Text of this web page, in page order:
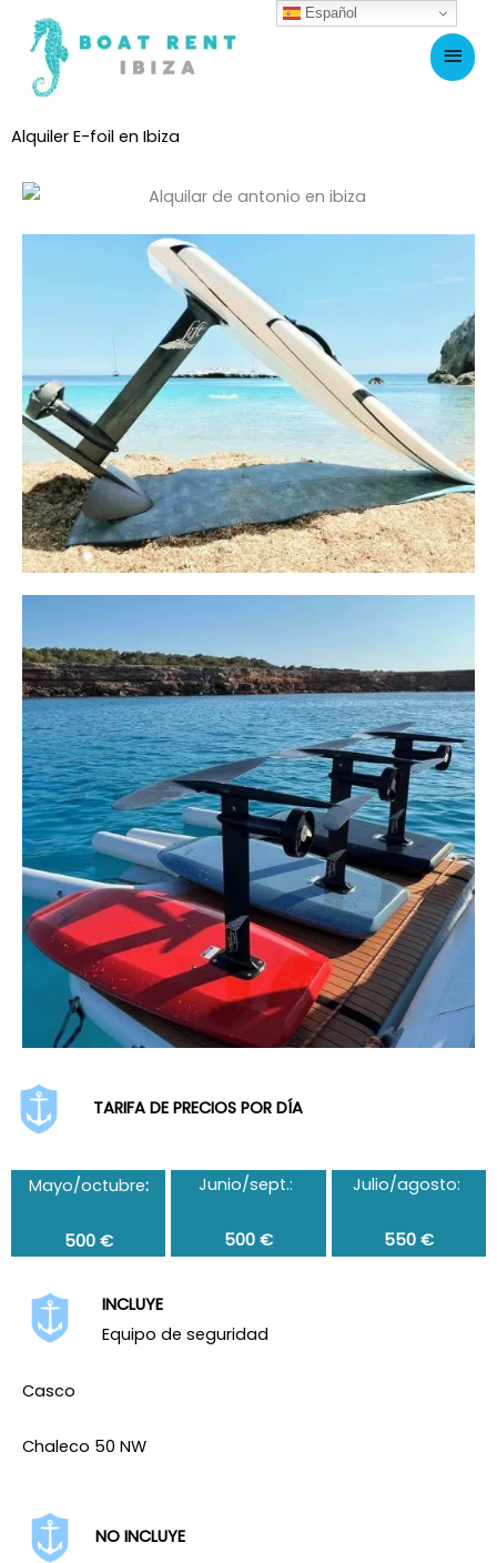
contenido
Alquiler E-foil en Ibiza
TARIFA DE PRECIOS POR DÍA
Mayo/octubre:
500 €
Junio/sept.:
500 €
Julio/agosto:
550 €
INCLUYE
Equipo de seguridad
Casco
Chaleco 50 NW
NO INCLUYE
Español